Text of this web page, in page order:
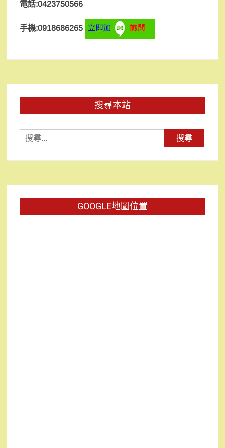
電話:0423750566
手機:0918686265
搜尋本站
尋
關
GOOGLE地圖位置